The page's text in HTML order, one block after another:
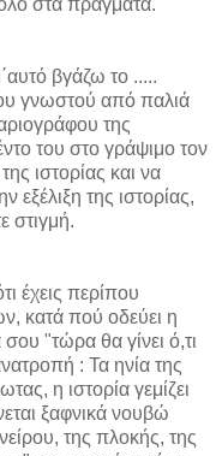
βγάζω το .....
γνωστού από παλιά
της
του στο γράψιμο τον
ιστορίας και να
εξέλιξη της ιστορίας,
στιγμή.
έχεις περίπου
κατά πού οδεύει η
"τώρα θα γίνει ό,τι
: Τα ηνία της
η ιστορία γεμίζει
ξαφνικά νουβώ
της πλοκής, της